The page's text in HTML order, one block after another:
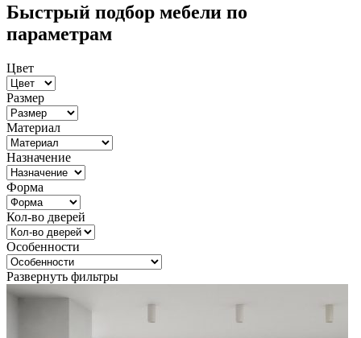
Быстрый подбор мебели по
параметрам
Цвет
Размер
Материал
Назначение
Форма
Кол-во дверей
Особенности
Развернуть фильтры